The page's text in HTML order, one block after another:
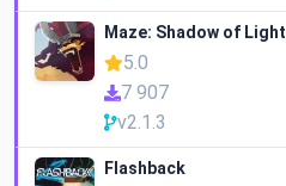
Maze: Shadow of Light
5.0
7 907
v2.1.3
Flashback